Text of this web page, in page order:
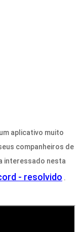
aplicativo muito
companheiros de
interessado nesta
- resolvido .